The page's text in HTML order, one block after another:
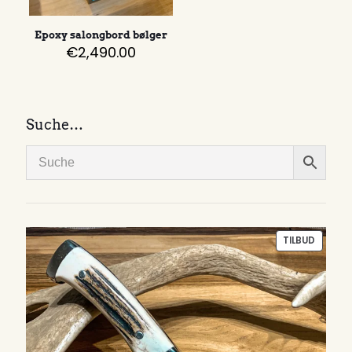
Epoxy salongbord bølger
€2,490.00
Suche…
TILBUD
PÅ
SALG